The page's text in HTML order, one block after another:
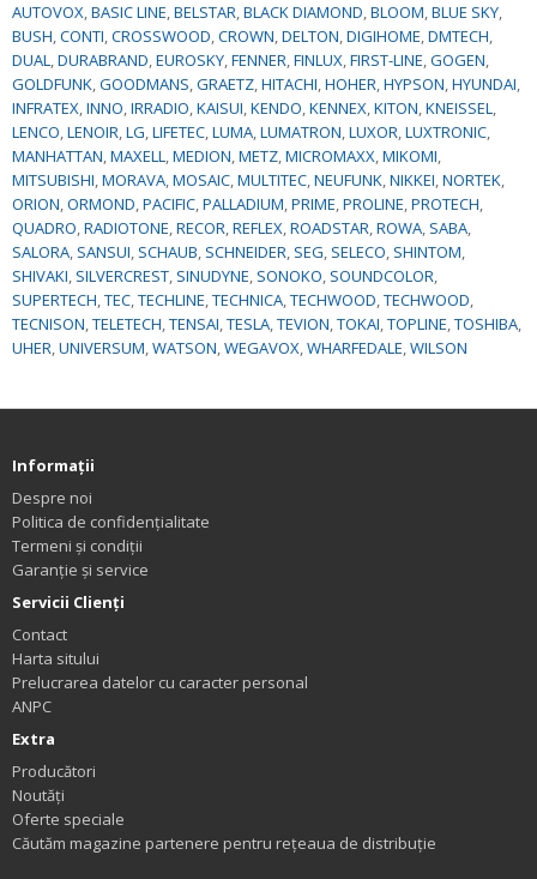
AUTOVOX,BASIC LINE,BELSTAR,BLACK DIAMOND,BLOOM,BLUE SKY,
BUSH,CONTI,CROSSWOOD,CROWN,DELTON,DIGIHOME,DMTECH,
DUAL,DURABRAND,EUROSKY,FENNER,FINLUX,FIRST-LINE,GOGEN,
GOLDFUNK,GOODMANS,GRAETZ,HITACHI,HOHER,HYPSON,HYUNDAI,
INFRATEX,INNO,IRRADIO,KAISUI,KENDO,KENNEX,KITON,KNEISSEL,
LENCO,LENOIR,LG,LIFETEC,LUMA,LUMATRON,LUXOR,LUXTRONIC,
MANHATTAN,MAXELL,MEDION,METZ,MICROMAXX,MIKOMI,
MITSUBISHI,MORAVA,MOSAIC,MULTITEC,NEUFUNK,NIKKEI,NORTEK,
ORION,ORMOND,PACIFIC,PALLADIUM,PRIME,PROLINE,PROTECH,
QUADRO,RADIOTONE,RECOR,REFLEX,ROADSTAR,ROWA, SABA,
SALORA, SANSUI, SCHAUB, SCHNEIDER, SEG, SELECO, SHINTOM,
SHIVAKI, SILVERCREST, SINUDYNE, SONOKO, SOUNDCOLOR,
SUPERTECH,TEC,TECHLINE,TECHNICA,TECHWOOD,TECHWOOD,
TECNISON,TELETECH,TENSAI,TESLA,TEVION,TOKAI,TOPLINE,TOSHIBA,
UHER,UNIVERSUM,WATSON,WEGAVOX,WHARFEDALE,WILSON
Informaţii
Despre noi
Politica de confidențialitate
Termeni și condiții
Garanție și service
Servicii Clienţi
Contact
Harta sitului
Prelucrarea datelor cu caracter personal
ANPC
Extra
Producători
Noutăți
Oferte speciale
Căutăm magazine partenere pentru rețeaua de distribuție